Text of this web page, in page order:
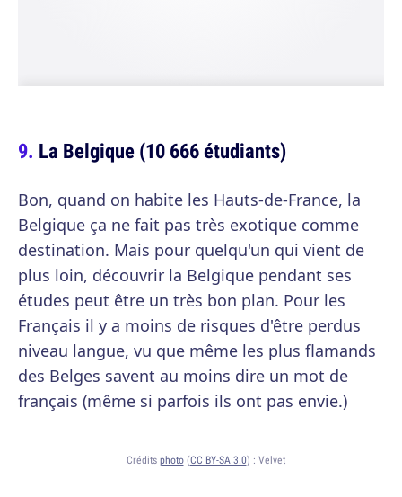
La Belgique (10 666 étudiants)
Bon, quand on habite les Hauts-de-France, la
Belgique ça ne fait pas très exotique comme
destination. Mais pour quelqu'un qui vient de
plus loin, découvrir la Belgique pendant ses
études peut être un très bon plan. Pour les
Français il y a moins de risques d'être perdus
niveau langue, vu que même les plus flamands
des Belges savent au moins dire un mot de
français (même si parfois ils ont pas envie.)
Crédits photo(CC BY-SA 3.0) : Velvet